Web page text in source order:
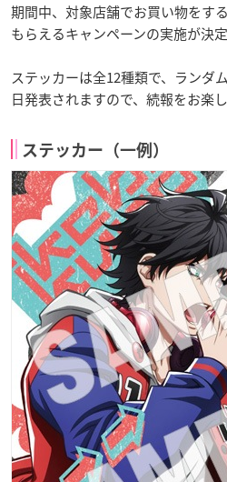
期間中、対象店舗でお買い物をす
もらえるキャンペーンの実施が決定
ステッカーは全12種類で、ランダ
日発表されますので、続報をお楽し
ステッカー（一例）